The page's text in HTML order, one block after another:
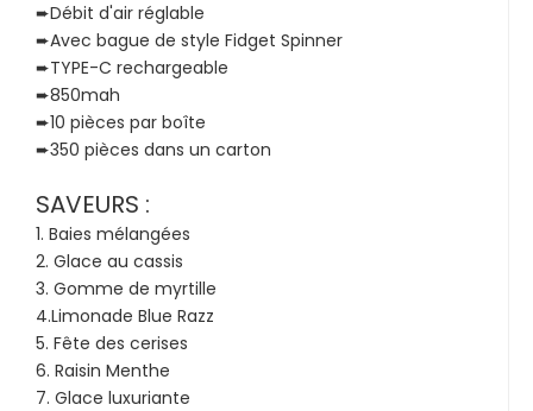
➨Débit d'air réglable
➨Avec bague de style Fidget Spinner
➨TYPE-C rechargeable
➨850mah
➨10 pièces par boîte
➨350 pièces dans un carton
SAVEURS :
1. Baies mélangées
2. Glace au cassis
3. Gomme de myrtille
4.Limonade Blue Razz
5. Fête des cerises
6. Raisin Menthe
7. Glace luxuriante